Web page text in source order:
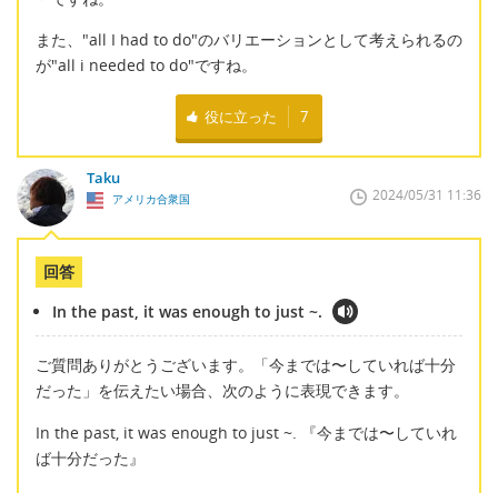
また、"all I had to do"のバリエーションとして考えられるの
が"all i needed to do"ですね。
役に立った 7
Taku
アメリカ合衆国 2024/05/31 11:36
回答
In the past, it was enough to just ~.
ご質問ありがとうございます。「今までは〜していれば十分
だった」を伝えたい場合、次のように表現できます。
In the past, it was enough to just ~. 『今までは〜していれ
ば十分だった』